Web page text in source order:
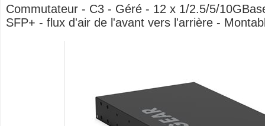
Commutateur - C3 - Géré - 12 x 1/2.5/5/
SFP+ - flux d'air de l'avant vers l'arrière -